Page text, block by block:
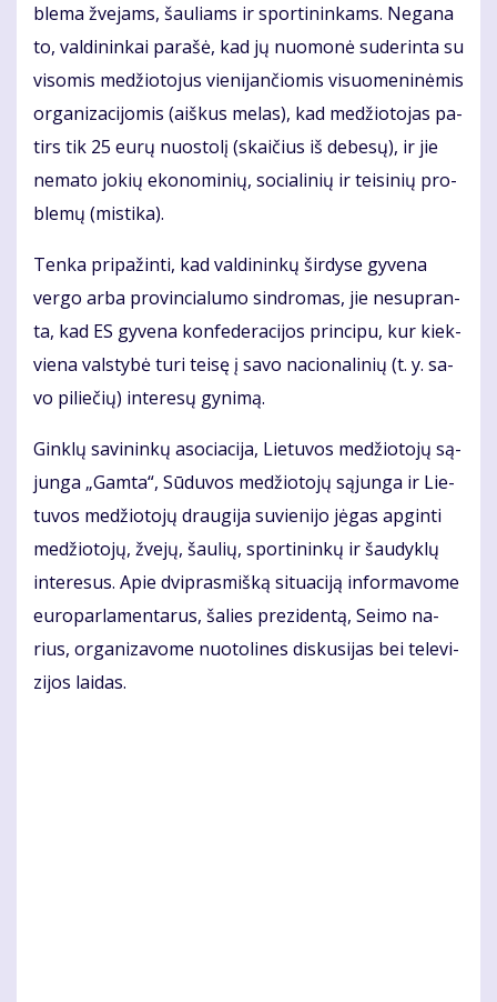
ble­ma žve­jams, šau­liams ir spor­ti­nin­kams. Ne­ga­na
to, val­di­nin­kai pa­ra­šė, kad jų nuo­mo­nė su­de­rin­ta su
vi­so­mis me­džio­to­jus vie­ni­jan­čio­mis vi­suo­me­ni­nė­mis
or­ga­ni­za­ci­jo­mis (aiš­kus me­las), kad me­džio­to­jas pa­
tirs tik 25 eu­rų nuos­to­lį (skai­čius iš de­be­sų), ir jie
ne­ma­to jo­kių eko­no­mi­nių, so­cia­li­nių ir tei­si­nių pro­
ble­mų (mis­ti­ka).
Ten­ka pri­pa­žin­ti, kad val­di­nin­kų šir­dy­se gy­ve­na
ver­go ar­ba pro­vin­cia­lu­mo sin­dro­mas, jie ne­su­pran­
ta, kad ES gy­ve­na kon­fe­de­ra­ci­jos prin­ci­pu, kur kiek­
vie­na vals­ty­bė tu­ri tei­sę į sa­vo na­cio­na­li­nių (t. y. sa­
vo pi­lie­čių) in­te­re­sų gy­ni­mą.
Gin­klų sa­vi­nin­kų aso­cia­ci­ja, Lie­tu­vos me­džio­to­jų są­
jun­ga „Gam­ta“, Sū­du­vos me­džio­to­jų są­jun­ga ir Lie­
tu­vos me­džio­to­jų drau­gi­ja su­vie­ni­jo jė­gas ap­gin­ti
me­džio­to­jų, žve­jų, šau­lių, spor­ti­nin­kų ir šau­dyk­lų
in­te­re­sus. Apie dvi­pras­miš­ką si­tu­a­ci­ją in­for­ma­vo­me
eu­ro­par­la­men­ta­rus, ša­lies pre­zi­den­tą, Sei­mo na­
rius, or­ga­ni­za­vo­me nuo­to­li­nes dis­ku­si­jas bei te­le­vi­
zi­jos lai­das.